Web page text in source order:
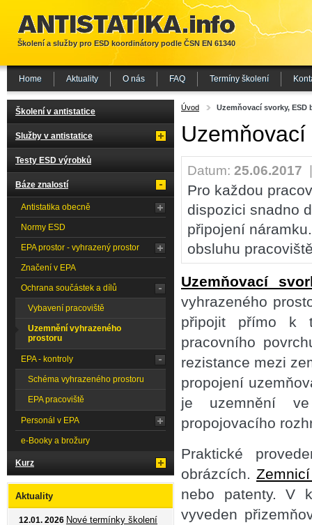
Úvod Uzemňovací svorky, ESD
Datum: 25.06.2017
Pro každou
dispozici snadno
připojení
obsluhu
Uzemňovací
vyhrazeného
připojit přímo k
pracovního
rezistance mezi
propojení
je uzemnění ve
propojovacího
Praktické
obrázcích.
nebo patenty. V
vyveden
Školení v antistatice
Služby v antistatice
Testy ESD výrobků
Báze znalostí
Antistatika obecně
Normy ESD
EPA prostor - vyhrazený prostor
Značení v EPA
Ochrana součástek a dílů
Vybavení pracoviště
Uzemnění vyhrazeného
prostoru
EPA - kontroly
Schéma vyhrazeného prostoru
EPA pracoviště
Personál v EPA
e-Booky a brožury
Kurz
Aktuality
12.01. 2026 Nové termínky školení
Školení a služby pro ESD koordinátory podle ČSN EN 61340
Home Aktuality O nás FAQ Termíny školení